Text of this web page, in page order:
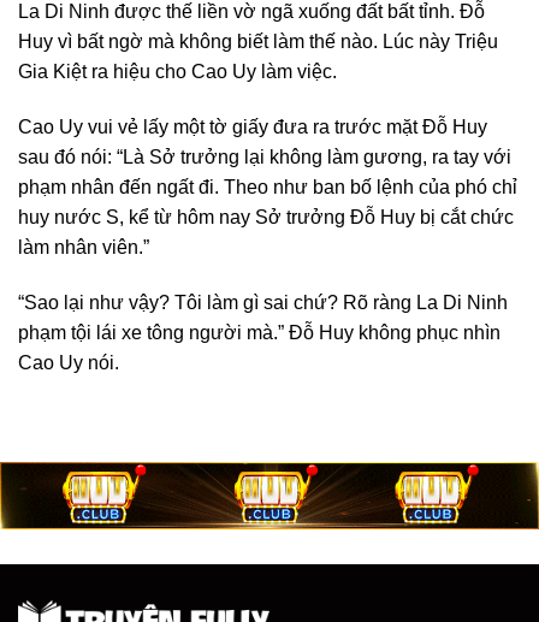
La Di Ninh được thế liền vờ ngã xuống đất bất tỉnh. Đỗ
Huy vì bất ngờ mà không biết làm thế nào. Lúc này Triệu
Gia Kiệt ra hiệu cho Cao Uy làm việc.
Cao Uy vui vẻ lấy một tờ giấy đưa ra trước mặt Đỗ Huy
sau đó nói: “Là Sở trưởng lại không làm gương, ra tay với
phạm nhân đến ngất đi. Theo như ban bố lệnh của phó chỉ
huy nước S, kể từ hôm nay Sở trưởng Đỗ Huy bị cắt chức
làm nhân viên.”
“Sao lại như vậy? Tôi làm gì sai chứ? Rõ ràng La Di Ninh
phạm tội lái xe tông người mà.” Đỗ Huy không phục nhìn
Cao Uy nói.